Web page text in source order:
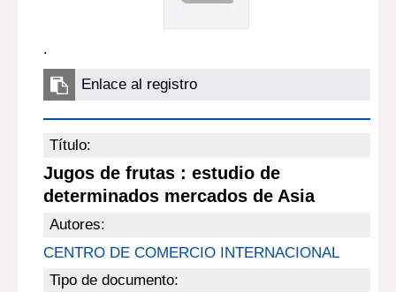
.
Enlace al registro
Título:
Jugos de frutas : estudio de
determinados mercados de Asia
Autores:
CENTRO DE COMERCIO INTERNACIONAL
Tipo de documento: